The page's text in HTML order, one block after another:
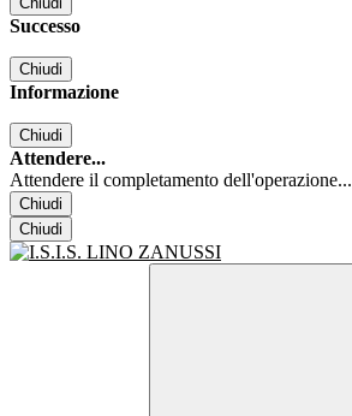
Successo
Chiudi
Informazione
Chiudi
Attendere...
Attendere il completamento dell'operazione...
Chiudi
Chiudi